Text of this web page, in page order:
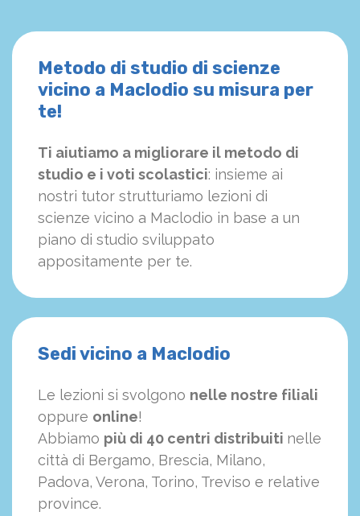
Metodo di studio di scienze
vicino a Maclodio su misura per
te!
Ti aiutiamo a migliorare il metodo di
studio e i voti scolastici: insieme ai
nostri tutor strutturiamo lezioni di
scienze vicino a Maclodio in base a un
piano di studio sviluppato
appositamente per te.
Sedi vicino a Maclodio
Le lezioni si svolgono nelle nostre filiali
oppure online!
Abbiamo più di 40 centri distribuiti nelle
città di Bergamo, Brescia, Milano,
Padova, Verona, Torino, Treviso e relative
province.